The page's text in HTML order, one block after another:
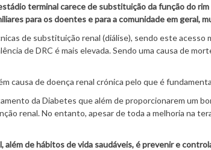
terminal carece de substituição da função do
para os doentes e para a comunidade em geral,
de substituição renal (diálise), sendo este
de DRC é mais elevada. Sendo uma causa de
causa de doença renal crónica pelo que é
da Diabetes que além de proporcionarem um
renal. No entanto, apesar de toda a melhoria na
de hábitos de vida saudáveis, é prevenir e